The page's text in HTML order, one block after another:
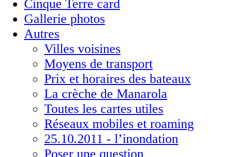
Cinque Terre card
Gallerie photos
Autres
Villes voisines
Moyens de transport
Prix et horaires des bateaux
La crèche de Manarola
Toutes les cartes utiles
Réseaux mobiles et roaming
25.10.2011 - l’inondation
Poser une question